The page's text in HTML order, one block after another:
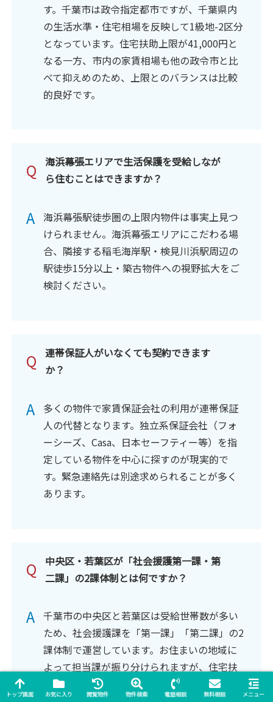
す。千葉市は政令指定都市ですが、千葉県内
の生活水準・住宅相場を反映して1級地-2区分
となっています。住宅扶助上限が41,000円と
なる一方、市内の家賃相場も他の政令市と比
べて抑えめのため、上限とのバランスは比較
的良好です。
Q
海浜幕張エリアで生活保護を受給しなが
ら住むことはできますか？
A 海浜幕張駅徒歩圏の上限内物件は事実上見つ
けられません。海浜幕張エリアにこだわる場
合、隣接する稲毛海岸駅・検見川浜駅周辺の
駅徒歩15分以上・築古物件への視野拡大をご
検討ください。
Q
連帯保証人がいなくても契約できます
か？
A
多くの物件で家賃保証会社の利用が連帯保証
人の代替となります。独立系保証会社（フォ
ーシーズ、Casa、日本セーフティー等）を指
定している物件を中心に探すのが現実的で
す。緊急連絡先は別途求められることが多く
あります。
Q
中央区・若葉区が「社会援護第一課・第
二課」の2課体制とは何ですか？
A 千葉市の中央区と若葉区は受給世帯数が多い
ため、社会援護課を「第一課」「第二課」の2
課体制で運営しています。お住まいの地域に
よって担当課が振り分けられますが、住宅扶
助の認定や代理納付制度の運用は市内全体で
トップ画面 お気に入り 閲覧物件 物件検索 電話相談 無料相談 メニュー